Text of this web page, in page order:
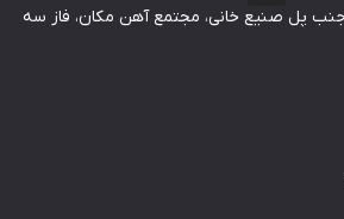
جنب پل صنیع خانی، مجتمع آهن مکان، فاز سه